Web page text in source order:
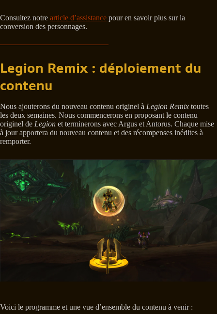
Consultez notre article d’assistance pour en savoir plus sur la
conversion des personnages.
Legion Remix : déploiement du
contenu
Nous ajouterons du nouveau contenu originel à Legion Remix toutes
les deux semaines. Nous commencerons en proposant le contenu
originel de Legion et terminerons avec Argus et Antorus. Chaque mise
à jour apportera du nouveau contenu et des récompenses inédites à
remporter.
Voici le programme et une vue d’ensemble du contenu à venir :